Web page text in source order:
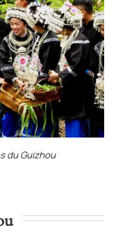
du Guizhou